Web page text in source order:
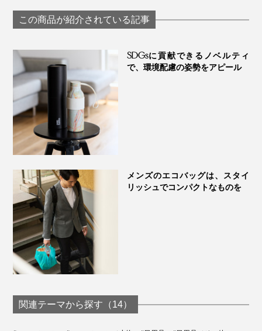
40デニールのリップストップでした。
リップストップは、薄くて丈夫な生地ですが、軽すぎ
て、バッグを開いた時に浮いてしまう問題も。
る、シート状の磁石を、底マチの底辺に入れることで、
バッグの浮きも解決！
コバッグ｜Cocoon
コクーン
類をさらにギュッと
圧縮できる「トラベ
この商品が紹介されている記事
SDGsに貢献できるノベルティ
で、環境配慮の姿勢をアピール
メンズのエコバッグは、スタイ
リッシュでコンパクトなものを
関連テーマから探す（14）